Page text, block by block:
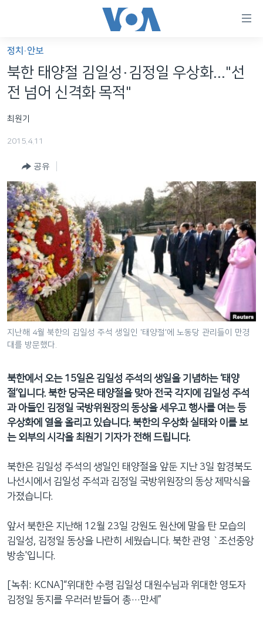
가
능
링
인
츠
로
이
동
메
인
네
비
게
이
션
으
이
동
검
색
으
이
등
세계
라디오
프로그램
주파수 안내
언어 선택
정치·안보
북한 태양절 김일성·김정일 우상화..."선
전 넘어 신격화 목적"
최원기
2015.4.11
공유
지난해 4월 북한의 김일성 주석 생일인 '태양절'에 노동당 관리들이 만경
대를 방문했다.
북한에서 오는 15일은 김일성 주석의 생일을 기념하는 ‘태양
절’입니다. 북한 당국은 태양절을 맞아 전국 각지에 김일성 주석
과 아들인 김정일 국방위원장의 동상을 세우고 행사를 여는 등
우상화에 열을 올리고 있습니다. 북한의 우상화 실태와 이를 보
는 외부의 시각을 최원기 기자가 전해 드립니다.
북한은 김일성 주석의 생일인 태양절을 앞둔 지난 3일 함경북도
나선시에서 김일성 주석과 김정일 국방위원장의 동상 제막식을
가졌습니다.
앞서 북한은 지난해 12월 23일 강원도 원산에 말을 탄 모습의
김일성, 김정일 동상을 나란히 세웠습니다. 북한 관영 `조선중앙
방송'입니다.
[녹취: KCNA]“위대한 수령 김일성 대원수님과 위대한 영도자
김정일 동지를 우러러 받들어 총…만세”